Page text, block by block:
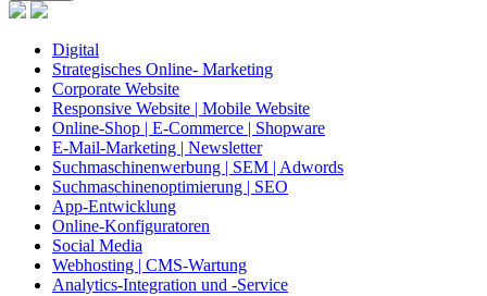
Digital
Strategisches Online- Marketing
Corporate Website
Responsive Website | Mobile Website
Online-Shop | E-Commerce | Shopware
E-Mail-Marketing | Newsletter
Suchmaschinenwerbung | SEM | Adwords
Suchmaschinenoptimierung | SEO
App-Entwicklung
Online-Konfiguratoren
Social Media
Webhosting | CMS-Wartung
Analytics-Integration und -Service